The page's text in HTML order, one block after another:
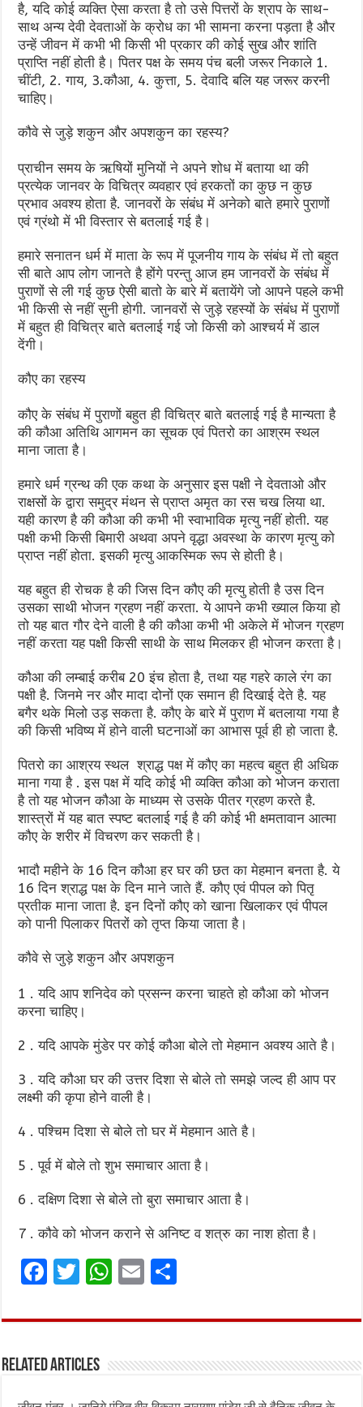
है, यदि कोई व्यक्ति ऐसा करता है तो उसे पित्तरों के श्राप के साथ-
साथ अन्य देवी देवताओं के क्रोध का भी सामना करना पड़ता है और
उन्हें जीवन में कभी भी किसी भी प्रकार की कोई सुख और शांति
प्राप्ति नहीं होती है। पितर पक्ष के समय पंच बली जरूर निकाले 1.
चींटी, 2. गाय, 3.कौआ, 4. कुत्ता, 5. देवादि बलि यह जरूर करनी
चाहिए।
कौवे से जुड़े शकुन और अपशकुन का रहस्य?
प्राचीन समय के ऋषियों मुनियों ने अपने शोध में बताया था की
प्रत्येक जानवर के विचित्र व्यवहार एवं हरकतों का कुछ न कुछ
प्रभाव अवश्य होता है. जानवरों के संबंध में अनेको बाते हमारे पुराणों
एवं ग्रंथो में भी विस्तार से बतलाई गई है।
हमारे सनातन धर्म में माता के रूप में पूजनीय गाय के संबंध में तो बहुत
सी बाते आप लोग जानते है होंगे परन्तु आज हम जानवरों के संबंध में
पुराणों से ली गई कुछ ऐसी बातो के बारे में बतायेंगे जो आपने पहले कभी
भी किसी से नहीं सुनी होगी. जानवरों से जुड़े रहस्यों के संबंध में पुराणों
में बहुत ही विचित्र बाते बतलाई गई जो किसी को आश्चर्य में डाल
देंगी।
कौए का रहस्य
कौए के संबंध में पुराणों बहुत ही विचित्र बाते बतलाई गई है मान्यता है
की कौआ अतिथि आगमन का सूचक एवं पितरो का आश्रम स्थल
माना जाता है।
हमारे धर्म ग्रन्थ की एक कथा के अनुसार इस पक्षी ने देवताओ और
राक्षसों के द्वारा समुद्र मंथन से प्राप्त अमृत का रस चख लिया था.
यही कारण है की कौआ की कभी भी स्वाभाविक मृत्यु नहीं होती. यह
पक्षी कभी किसी बिमारी अथवा अपने वृद्धा अवस्था के कारण मृत्यु को
प्राप्त नहीं होता. इसकी मृत्यु आकस्मिक रूप से होती है।
यह बहुत ही रोचक है की जिस दिन कौए की मृत्यु होती है उस दिन
उसका साथी भोजन ग्रहण नहीं करता. ये आपने कभी ख्याल किया हो
तो यह बात गौर देने वाली है की कौआ कभी भी अकेले में भोजन ग्रहण
नहीं करता यह पक्षी किसी साथी के साथ मिलकर ही भोजन करता है।
कौआ की लम्बाई करीब 20 इंच होता है, तथा यह गहरे काले रंग का
पक्षी है. जिनमे नर और मादा दोनों एक समान ही दिखाई देते है. यह
बगैर थके मिलो उड़ सकता है. कौए के बारे में पुराण में बतलाया गया है
की किसी भविष्य में होने वाली घटनाओं का आभास पूर्व ही हो जाता है.
पितरो का आश्रय स्थल श्राद्ध पक्ष में कौए का महत्व बहुत ही अधिक
माना गया है . इस पक्ष में यदि कोई भी व्यक्ति कौआ को भोजन कराता
है तो यह भोजन कौआ के माध्यम से उसके पीतर ग्रहण करते है.
शास्त्रों में यह बात स्पष्ट बतलाई गई है की कोई भी क्षमतावान आत्मा
कौए के शरीर में विचरण कर सकती है।
भादौ महीने के 16 दिन कौआ हर घर की छत का मेहमान बनता है. ये
16 दिन श्राद्ध पक्ष के दिन माने जाते हैं. कौए एवं पीपल को पितृ
प्रतीक माना जाता है. इन दिनों कौए को खाना खिलाकर एवं पीपल
को पानी पिलाकर पितरों को तृप्त किया जाता है।
कौवे से जुड़े शकुन और अपशकुन
1 . यदि आप शनिदेव को प्रसन्न करना चाहते हो कौआ को भोजन
करना चाहिए।
2 . यदि आपके मुंडेर पर कोई कौआ बोले तो मेहमान अवश्य आते है।
3 . यदि कौआ घर की उत्तर दिशा से बोले तो समझे जल्द ही आप पर
लक्ष्मी की कृपा होने वाली है।
4 . पश्चिम दिशा से बोले तो घर में मेहमान आते है।
5 . पूर्व में बोले तो शुभ समाचार आता है।
6 . दक्षिण दिशा से बोले तो बुरा समाचार आता है।
7 . कौवे को भोजन कराने से अनिष्ट व शत्रु का नाश होता है।
F
ce
o
o
T
it
r
W
at
A
p
E
ai ar
Related Articles